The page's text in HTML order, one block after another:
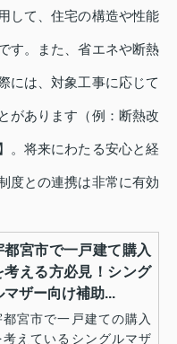
して、住宅の構造や性能
す。また、省エネや断熱
には、対象工事に応じて
があります（例：断熱改
。将来にわたる安心と経
度との連携は非常に有効
都宮市で一戸建て購入
考える方必見！シング
マザー向け補助...
都宮市で一戸建ての購入
考えているシングルマザ